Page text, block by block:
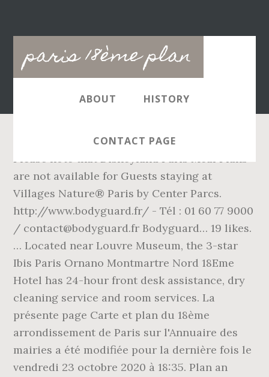
paris 18ème plan
Main
navigation
ABOUT HISTORY
CONTACT PAGE
Please note that Disneyland Paris Meal Plans
are not available for Guests staying at
Villages Nature® Paris by Center Parcs.
http://www.bodyguard.fr/ - Tél : 01 60 77 9000
/ contact@bodyguard.fr Bodyguard… 19 likes.
… Located near Louvre Museum, the 3-star
Ibis Paris Ornano Montmartre Nord 18Eme
Hotel has 24-hour front desk assistance, dry
cleaning service and room services. La
présente page Carte et plan du 18ème
arrondissement de Paris sur l'Annuaire des
mairies a été modifiée pour la dernière fois le
vendredi 23 octobre 2020 à 18:35. Plan an